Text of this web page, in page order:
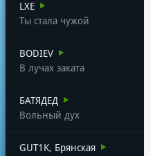
LXE
Ты стала чужой
BODIEV
В лучах заката
БАТЯДЕД
Вольный дух
GUT1K, Брянская